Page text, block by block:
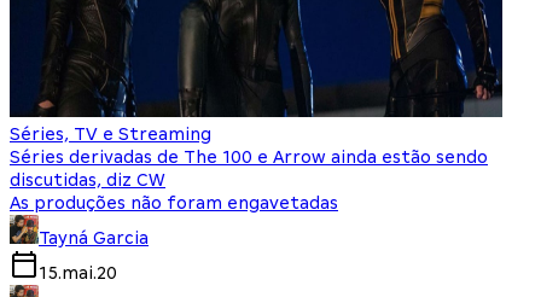
Séries, TV e Streaming
Séries derivadas de The 100 e Arrow ainda estão sendo
discutidas, diz CW
As produções não foram engavetadas
Tayná Garcia
15.mai.20